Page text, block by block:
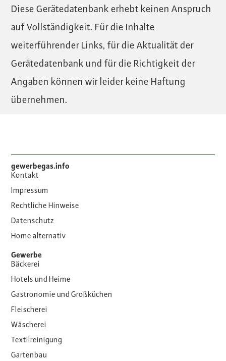
Diese Gerätedatenbank erhebt keinen Anspruch
auf Vollständigkeit. Für die Inhalte
weiterführender Links, für die Aktualität der
Gerätedatenbank und für die Richtigkeit der
Angaben können wir leider keine Haftung
übernehmen.
gewerbegas.info
Kontakt
Impressum
Rechtliche Hinweise
Datenschutz
Home alternativ
Gewerbe
Bäckerei
Hotels und Heime
Gastronomie und Großküchen
Fleischerei
Wäscherei
Textilreinigung
Gartenbau